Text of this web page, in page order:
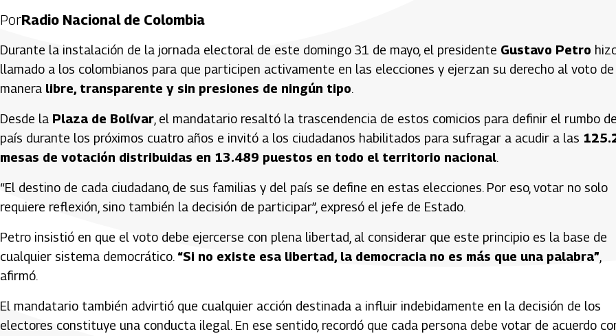
PorRadio Nacional de Colombia
Durante la instalación de la jornada electoral de este domingo 31 de mayo, el presidente Gustavo Petro
llamado a los colombianos para que participen activamente en las elecciones y ejerzan su derecho al voto de
manera libre, transparente y sin presiones de ningún tipo.
Desde la Plaza de Bolívar , el mandatario resaltó la trascendencia de estos comicios para definir el rumbo
país durante los próximos cuatro años e invitó a los ciudadanos habilitados para sufragar a acudir a las
mesas de votación distribuidas en 13.489 puestos en todo el territorio nacional.
“El destino de cada ciudadano, de sus familias y del país se define en estas elecciones. Por eso, votar no solo
requiere reflexión, sino también la decisión de participar”, expresó el jefe de Estado.
Petro insistió en que el voto debe ejercerse con plena libertad, al considerar que este principio es la base de
cualquier sistema democrático. “Si no existe esa libertad, la democracia no es más que una palabra”
afirmó.
El mandatario también advirtió que cualquier acción destinada a influir indebidamente en la decisión de los
electores constituye una conducta ilegal. En ese sentido, recordó que cada persona debe votar de acuerdo